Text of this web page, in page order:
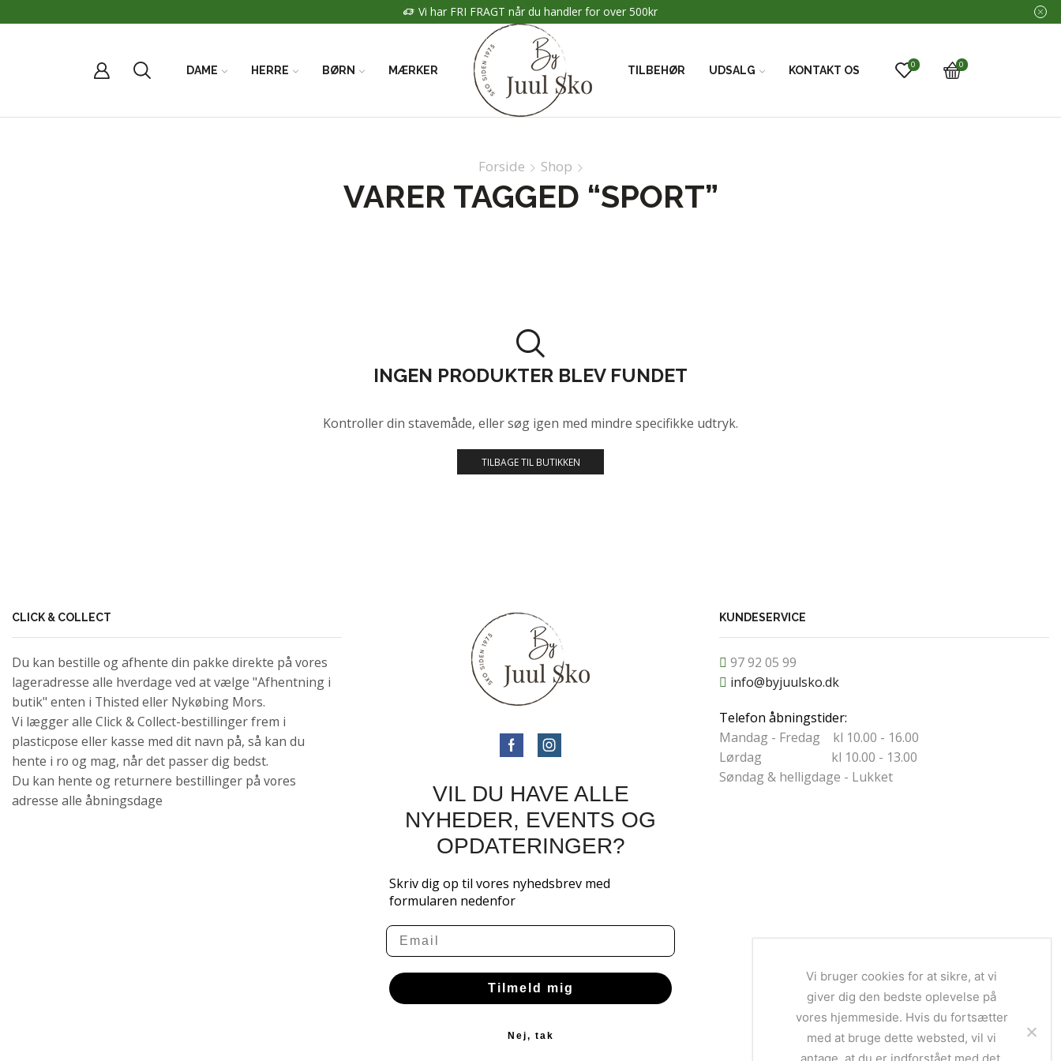
Vi har FRI FRAGT når du handler for over 500kr
DAME HERRE BØRN MÆRKER TILBEHØR UDSALG KONTAKT OS 0 0
Forside Shop
VARER TAGGED “SPORT”
INGEN PRODUKTER BLEV FUNDET
Kontroller din stavemåde, eller søg igen med mindre specifikke udtryk.
TILBAGE TIL BUTIKKEN
CLICK & COLLECT
Du kan bestille og afhente din pakke direkte på vores
lageradresse alle hverdage ved at vælge "Afhentning i
butik" enten i Thisted eller Nykøbing Mors.
Vi lægger alle Click & Collect-bestillinger frem i
plasticpose eller kasse med dit navn på, så kan du
hente i ro og mag, når det passer dig bedst.
Du kan hente og returnere bestillinger på vores
adresse alle åbningsdage
VIL DU HAVE ALLE
NYHEDER, EVENTS OG
OPDATERINGER?
Skriv dig op til vores nyhedsbrev med
formularen nedenfor
Email
Tilmeld mig
Nej, tak
KUNDESERVICE
97 92 05 99
info@byjuulsko.dk
Telefon åbningstider:
Mandag - Fredag kl 10.00 - 16.00
Lørdag kl 10.00 - 13.00
Søndag & helligdage - Lukket
Vi bruger cookies for at sikre, at vi
giver dig den bedste oplevelse på
vores hjemmeside. Hvis du fortsætter
med at bruge dette websted, vil vi